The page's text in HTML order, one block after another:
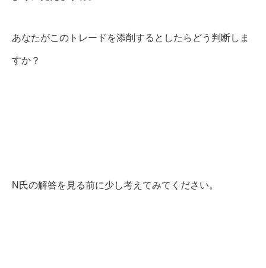
あなたがこのトレードを添削するとしたらどう判断しま
すか？
N氏の解答を見る前に少し考えてみてください。